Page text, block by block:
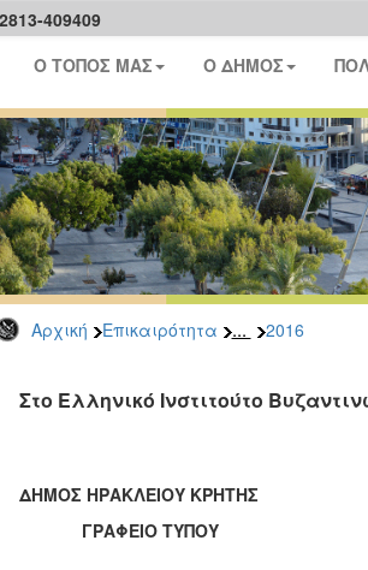
409409
Ο ΤΟΠΟΣ ΜΑΣ Ο ΔΗΜΟΣ
Αρχική Επικαιρότητα ... 2016
Στο Ελληνικό Ινστιτούτο
ΔΗΜΟΣ ΗΡΑΚΛΕΙΟΥ ΚΡΗΤΗΣ
ΓΡΑΦΕΙΟ ΤΥΠΟΥ